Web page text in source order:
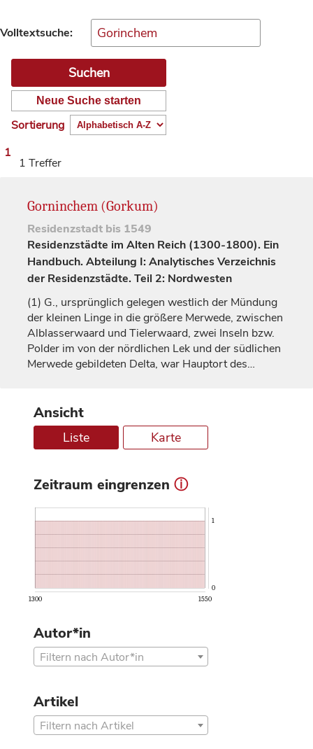
Volltextsuche:
Neue Suche starten
Sortierung
1
1 Treffer
Gorninchem (Gorkum)
Residenzstadt bis 1549
Residenzstädte im Alten Reich (1300-1800). Ein
Handbuch. Abteilung I: Analytisches Verzeichnis
der Residenzstädte. Teil 2: Nordwesten
(1) G., ursprünglich gelegen westlich der Mündung
der kleinen Linge in die größere Merwede, zwischen
Alblasserwaard und Tielerwaard, zwei Inseln bzw.
Polder im von der nördlichen Lek und der südlichen
Merwede gebildeten Delta, war Hauptort des…
Ansicht
Liste Karte
Zeitraum eingrenzen ⓘ
1300 1550
0
1
Autor*in
Filtern nach Autor*in
Artikel
Filtern nach Artikel